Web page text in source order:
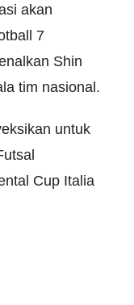
akan
7
Shin
tim nasional.
untuk
Cup Italia